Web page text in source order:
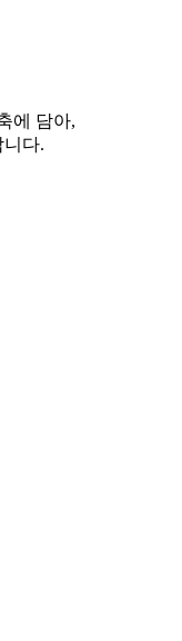
에 담아,
다.